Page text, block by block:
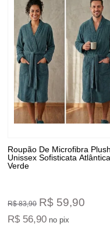
Roupão De Microfibra Plush
Unissex Sofisticata Atlântica
Verde
R$ 83,90 R$ 59,90
R$ 56,90 no pix